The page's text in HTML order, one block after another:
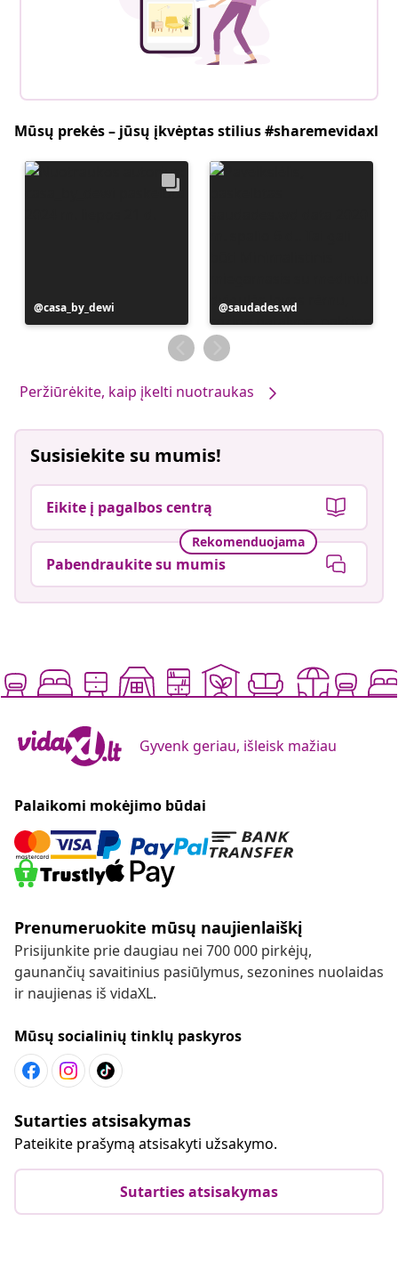
Mūsų prekės – jūsų įkvėptas stilius #sharemevidaxl
Įrašą
paskelbė
casa_by_dewi
Įrašą
paskelbė
saudades.wd
Peržiūrėkite, kaip įkelti nuotraukas
Susisiekite su mumis!
Eikite į pagalbos centrą
Rekomenduojama
Pabendraukite su mumis
Gyvenk geriau, išleisk mažiau
Palaikomi mokėjimo būdai
Prenumeruokite mūsų naujienlaiškį
Prisijunkite prie daugiau nei 700 000 pirkėjų,
gaunančių savaitinius pasiūlymus, sezonines nuolaidas
ir naujienas iš vidaXL.
Mūsų socialinių tinklų paskyros
Sutarties atsisakymas
Pateikite prašymą atsisakyti užsakymo.
Sutarties atsisakymas